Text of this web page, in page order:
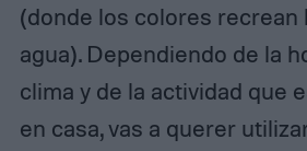
(donde los colores recrean
agua). Dependiendo de la
clima y de la actividad que
en casa, vas a querer